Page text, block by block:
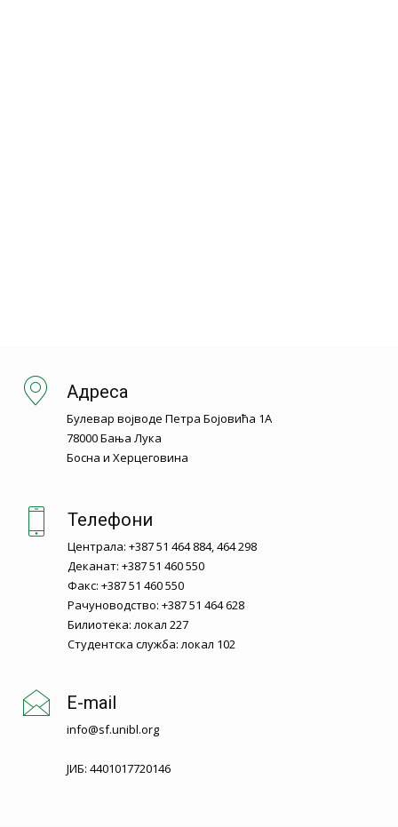
Адреса
Булевар војводе Петра Бојовића 1А
78000 Бања Лука
Босна и Херцеговина
Телефони
Централа: +387 51 464 884, 464 298
Деканат: +387 51 460 550
Факс: +387 51 460 550
Рачуноводство: +387 51 464 628
Билиотека: локал 227
Студентска служба: локал 102
E-mail
info@sf.unibl.org
ЈИБ: 4401017720146